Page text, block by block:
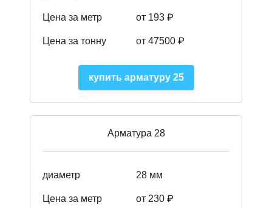
Цена за метр от 193 ₽
Цена за тонну от 47500 ₽
купить арматуру 25
Арматура 28
диаметр 28 мм
Цена за метр от 230 ₽